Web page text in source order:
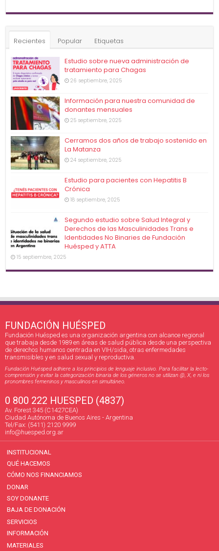
Recientes Popular Etiquetas
Estudio sobre nueva administración de
tratamiento para Chagas
26 septiembre, 2025
Información para nuestra comunidad de
donantes mensuales
25 septiembre, 2025
Cerramos dos años de trabajo sostenido en
La Matanza
24 septiembre, 2025
Estudio para pacientes con Hepatitis B
Crónica
18 septiembre, 2025
Segundo estudio sobre Salud Integral y
Derechos de las Masculinidades Trans e
Identidades No Binaries de Fundación
Huésped y ATTA
15 septiembre, 2025
FUNDACIÓN HUÉSPED
Fundación Huésped es una organización argentina con alcance regional
que trabaja desde 1989 en áreas de salud pública desde una perspectiva
de derechos humanos centrada en VIH/sida, otras enfermedades
transmisibles y en salud sexual y reproductiva.
Fundación Huésped adhiere a los principios de lenguaje inclusivo. Para facilitar la lecto-
comprensión y evitar la categorización binaria de los géneros no se utilizan @, X, e ni los
pronombres femeninos y masculinos en simultáneo.
0 800 222 HUESPED (4837)
Av. Forest 345 (C1427CEA)
Ciudad Autónoma de Buenos Aires - Argentina
Tel/Fax: (5411) 2120 9999
info@huesped.org.ar
INSTITUCIONAL
QUÉ HACEMOS
CÓMO NOS FINANCIAMOS
DONAR
SOY DONANTE
BAJA DE DONACIÓN
SERVICIOS
INFORMACIÓN
MATERIALES